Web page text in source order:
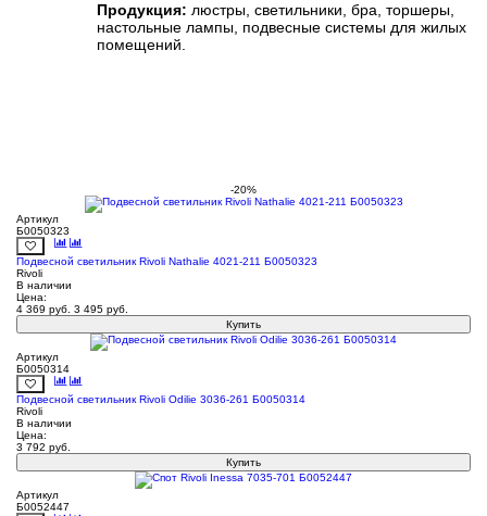
Продукция: люстры, светильники, бра, торшеры,
настольные лампы, подвесные системы для жилых
помещений.
-20%
Артикул
Б0050323
Подвесной светильник Rivoli Nathalie 4021-211 Б0050323
Rivoli
В наличии
Цена:
4 369 руб. 3 495 руб.
Купить
Артикул
Б0050314
Подвесной светильник Rivoli Odilie 3036-261 Б0050314
Rivoli
В наличии
Цена:
3 792 руб.
Купить
Артикул
Б0052447